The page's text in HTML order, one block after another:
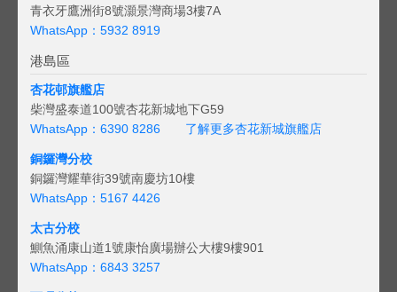
青衣牙鷹洲街8號灝景灣商場3樓7A
WhatsApp：5932 8919
港島區
杏花邨旗艦店
柴灣盛泰道100號杏花新城地下G59
WhatsApp：6390 8286
了解更多杏花新城旗艦店
銅鑼灣分校
銅鑼灣耀華街39號南慶坊10樓
WhatsApp：5167 4426
太古分校
鰂魚涌康山道1號康怡廣場辦公大樓9樓901
WhatsApp：6843 3257